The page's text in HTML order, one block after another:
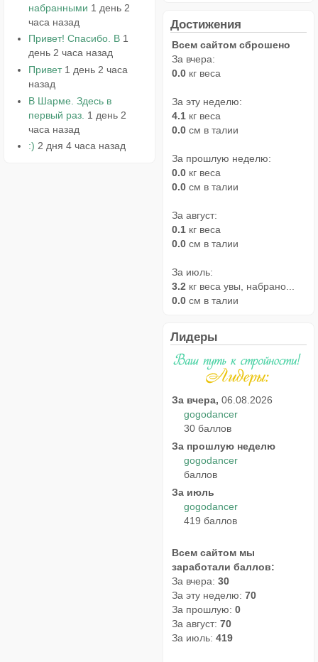
набранными 1 день 2
часа назад
Привет! Спасибо. В 1
день 2 часа назад
Привет 1 день 2 часа
назад
В Шарме. Здесь в
первый раз. 1 день 2
часа назад
:) 2 дня 4 часа назад
Достижения
Всем сайтом сброшено
За вчера:
0.0 кг веса
За эту неделю:
4.1 кг веса
0.0 см в талии
За прошлую неделю:
0.0 кг веса
0.0 см в талии
За август:
0.1 кг веса
0.0 см в талии
За июль:
3.2 кг веса увы, набрано...
0.0 см в талии
Лидеры
За вчера, 06.08.2026
gogodancer
30 баллов
За прошлую неделю
gogodancer
баллов
За июль
gogodancer
419 баллов
Всем сайтом мы
заработали баллов:
За вчера: 30
За эту неделю: 70
За прошлую: 0
За август: 70
За июль: 419